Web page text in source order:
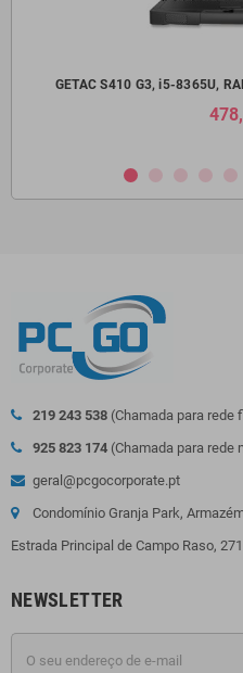
GETAC S410 G3, i5-8365U,
219 243 538 (Chamada para rede
925 823 174 (Chamada para rede
geral@pcgocorporate.pt
Condomínio Granja Park,
Estrada Principal de Campo Raso,
NEWSLETTER